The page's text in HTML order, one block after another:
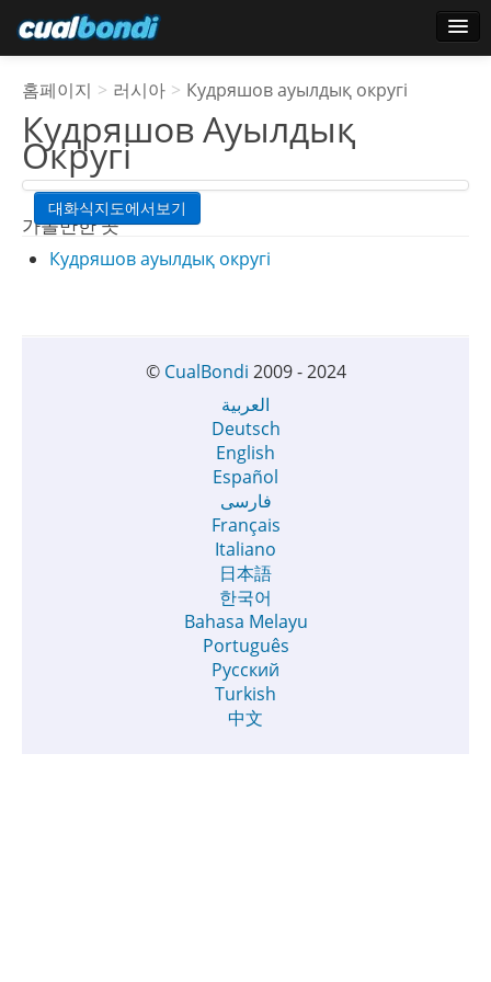
스타 사용자
투표
홈페이지 > 러시아 > Кудряшов ауылдық округі
Кудряшов Ауылдық
Округі
대화식지도에서보기
가볼만한 곳
Кудряшов ауылдық округі
© CualBondi 2009 - 2024
العربية
Deutsch
English
Español
فارسی
Français
Italiano
日本語
한국어
Bahasa Melayu
Português
Русский
Turkish
中文